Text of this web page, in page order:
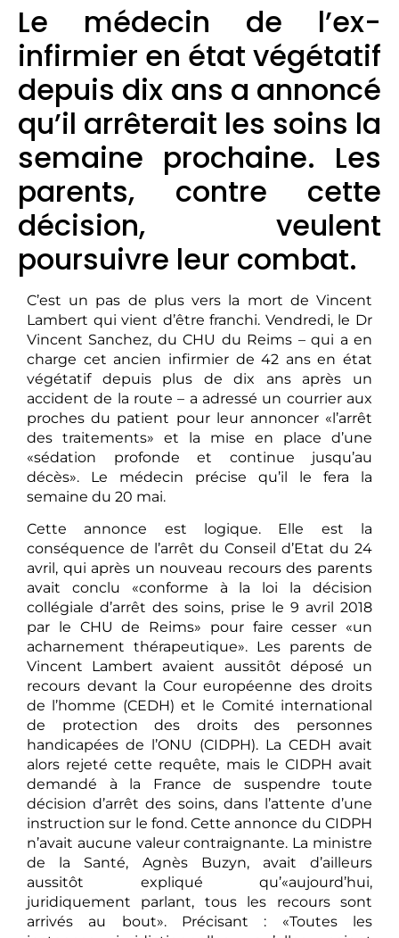
Le médecin de l’ex-
infirmier en état végétatif
depuis dix ans a annoncé
qu’il arrêterait les soins la
semaine prochaine. Les
parents, contre cette
décision, veulent
poursuivre leur combat.
C’est un pas de plus vers la mort de Vincent
Lambert qui vient d’être franchi. Vendredi, le Dr
Vincent Sanchez, du CHU du Reims – qui a en
charge cet ancien infirmier de 42 ans en état
végétatif depuis plus de dix ans après un
accident de la route – a adressé un courrier aux
proches du patient pour leur annoncer «l’arrêt
des traitements» et la mise en place d’une
«sédation profonde et continue jusqu’au
décès». Le médecin précise qu’il le fera la
semaine du 20 mai.
Cette annonce est logique. Elle est la
conséquence de l’arrêt du Conseil d’Etat du 24
avril, qui après un nouveau recours des parents
avait conclu «conforme à la loi la décision
collégiale d’arrêt des soins, prise le 9 avril 2018
par le CHU de Reims» pour faire cesser «un
acharnement thérapeutique». Les parents de
Vincent Lambert avaient aussitôt déposé un
recours devant la Cour européenne des droits
de l’homme (CEDH) et le Comité international
de protection des droits des personnes
handicapées de l’ONU (CIDPH). La CEDH avait
alors rejeté cette requête, mais le CIDPH avait
demandé à la France de suspendre toute
décision d’arrêt des soins, dans l’attente d’une
instruction sur le fond. Cette annonce du CIDPH
n’avait aucune valeur contraignante. La ministre
de la Santé, Agnès Buzyn, avait d’ailleurs
aussitôt expliqué qu’«aujourd’hui,
juridiquement parlant, tous les recours sont
arrivés au bout». Précisant : «Toutes les